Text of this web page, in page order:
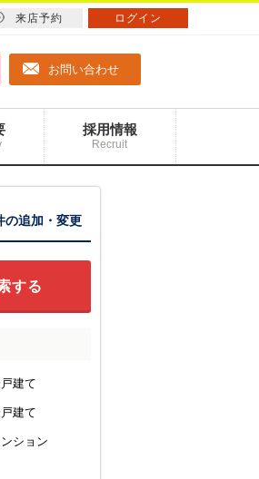
お問い合わせ
採用情報
Recruit
の追加・変更
建て
建て
ション
来店予約 ログイン